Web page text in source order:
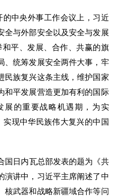
的中央外事工作会议上，习近
全与外部安全以及安全与发展
平、发展、合作、共赢的旗
、统筹发展安全两件大事，牢
民族复兴这条主线，维护国家
和平发展营造更加有利的国际
展的重要战略机遇期，为实
实现中华民族伟大复兴的中国
国日内瓦总部发表的题为《共
演讲中，习近平主席阐述了中
核武器和战略新疆域合作等问